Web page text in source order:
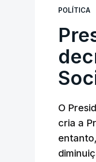
POLÍTICA
O
cria a